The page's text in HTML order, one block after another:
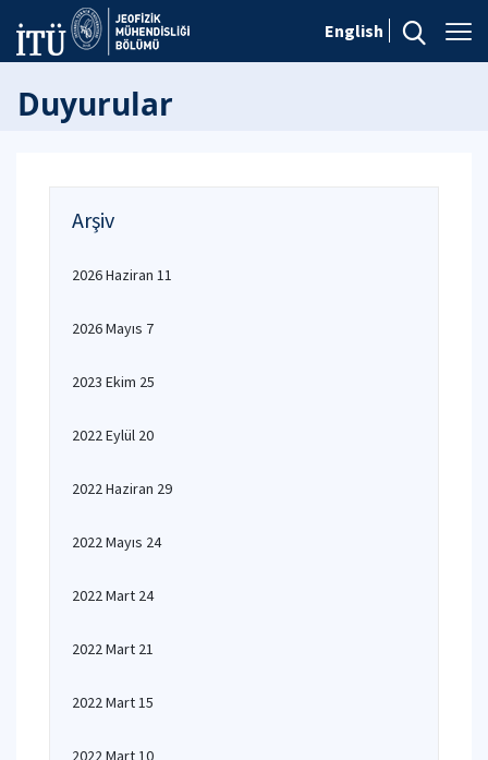
English
Duyurular
Arşiv
2026 Haziran 11
2026 Mayıs 7
2023 Ekim 25
2022 Eylül 20
2022 Haziran 29
2022 Mayıs 24
2022 Mart 24
2022 Mart 21
2022 Mart 15
2022 Mart 10